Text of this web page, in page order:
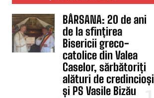
BÂRSANA: 20 de ani
de la sfințirea
Bisericii greco-
catolice din Valea
Caselor, sărbătoriți
alături de credincioși
și PS Vasile Bizău